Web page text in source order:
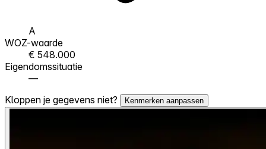
A
WOZ-waarde
€ 548.000
Eigendomssituatie
—
Kloppen je gegevens niet?
Kenmerken aanpassen